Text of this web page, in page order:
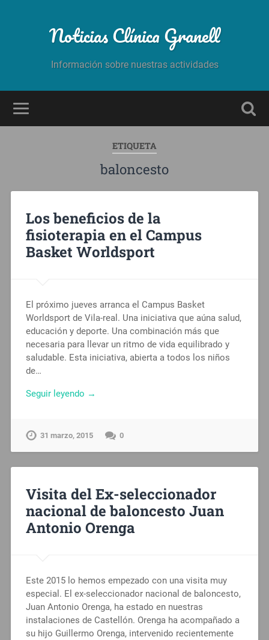
Noticias Clínica Granell
Información sobre nuestras actividades
ETIQUETA
baloncesto
Los beneficios de la
fisioterapia en el Campus
Basket Worldsport
El próximo jueves arranca el Campus Basket
Worldsport de Vila-real. Una iniciativa que aúna salud,
educación y deporte. Una combinación más que
necesaria para llevar un ritmo de vida equilibrado y
saludable. Esta iniciativa, abierta a todos los niños
de…
Seguir leyendo →
31 marzo, 2015 0
Visita del Ex-seleccionador
nacional de baloncesto Juan
Antonio Orenga
Este 2015 lo hemos empezado con una visita muy
especial. El ex-seleccionador nacional de baloncesto,
Juan Antonio Orenga, ha estado en nuestras
instalaciones de Castellón. Orenga ha acompañado a
su hijo Guillermo Orenga, intervenido recientemente